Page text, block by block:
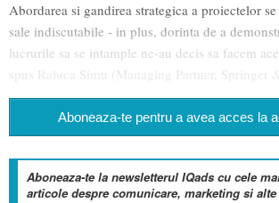
Abordarea si gandirea strategica a proiectelor
sale indiscutabile - in plus, dorinta de a
lucrurile sa se intample ne-au decis sa facem
spus Raluca Simu (Managing Partner, Springer
Aboneaza-te pentru a avea acces la
Aboneaza-te la newsletterul IQads cu cele
articole despre comunicare, marketing si